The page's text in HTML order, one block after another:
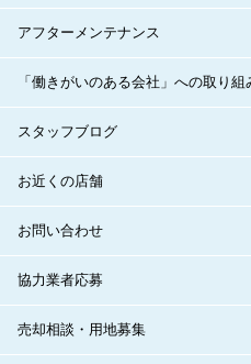
アフターメンテナンス
「働きがいのある会社」への取り組
スタッフブログ
お近くの店舗
お問い合わせ
協力業者応募
売却相談・用地募集